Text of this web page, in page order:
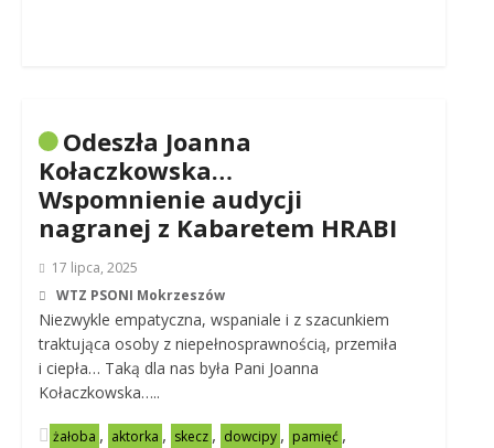
Odeszła Joanna
Kołaczkowska…
Wspomnienie audycji
nagranej z Kabaretem HRABI
17 lipca, 2025
WTZ PSONI Mokrzeszów
Niezwykle empatyczna, wspaniale i z szacunkiem
traktująca osoby z niepełnosprawnością, przemiła
i ciepła… Taką dla nas była Pani Joanna
Kołaczkowska…..
żałoba , aktorka , skecz , dowcipy , pamięć ,